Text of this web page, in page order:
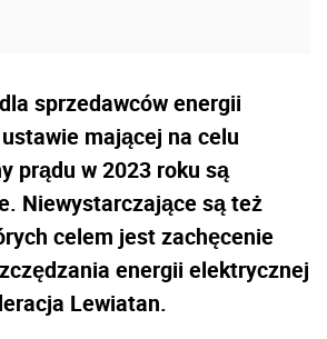
sprzedawców energii
mającej na celu
prądu w 2023 roku są
Niewystarczające są też
celem jest zachęcenie
energii elektrycznej
Lewiatan.